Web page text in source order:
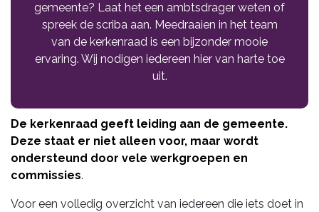
gemeente? Laat het een ambtsdrager weten of
spreek de scriba aan. Meedraaien in het team
van de kerkenraad is een bijzonder mooie
ervaring. Wij nodigen iedereen hier van harte toe
uit.
De kerkenraad geeft leiding aan de gemeente.
Deze staat er niet alleen voor, maar wordt
ondersteund door vele werkgroepen en
commissies.
Voor een volledig overzicht van iedereen die iets doet in